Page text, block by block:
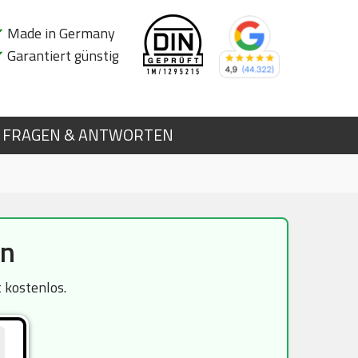
Made in Germany
Garantiert günstig
FRAGEN & ANTWORTEN
kostenlos.